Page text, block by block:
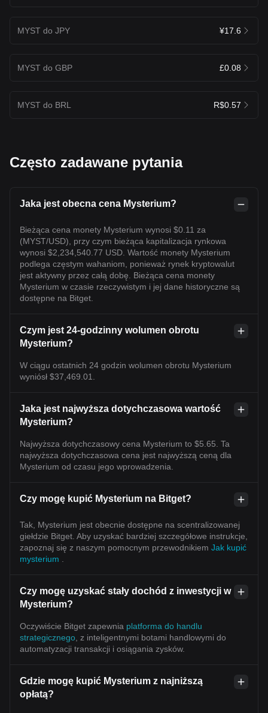
MYST do JPY ¥17.6
MYST do GBP £0.08
MYST do BRL R$0.57
Często zadawane pytania
Jaka jest obecna cena Mysterium?
Bieżąca cena monety Mysterium wynosi $0.11 za
(MYST/USD), przy czym bieżąca kapitalizacja rynkowa
wynosi $2,234,540.77 USD. Wartość monety Mysterium
podlega częstym wahaniom, ponieważ rynek kryptowalut
jest aktywny przez całą dobę. Bieżąca cena monety
Mysterium w czasie rzeczywistym i jej dane historyczne są
dostępne na Bitget.
Czym jest 24-godzinny wolumen obrotu
Mysterium?
W ciągu ostatnich 24 godzin wolumen obrotu Mysterium
wyniósł $37,469.01.
Jaka jest najwyższa dotychczasowa wartość
Mysterium?
Najwyższa dotychczasowy cena Mysterium to $5.65. Ta
najwyższa dotychczasowa cena jest najwyższą ceną dla
Mysterium od czasu jego wprowadzenia.
Czy mogę kupić Mysterium na Bitget?
Tak, Mysterium jest obecnie dostępne na scentralizowanej
giełdzie Bitget. Aby uzyskać bardziej szczegółowe instrukcje,
zapoznaj się z naszym pomocnym przewodnikiem Jak kupić
mysterium
Czy mogę uzyskać stały dochód z inwestycji w
Mysterium?
Oczywiście Bitget zapewnia platforma do handlu
strategicznego , z inteligentnymi botami handlowymi do
automatyzacji transakcji i osiągania zysków.
Gdzie mogę kupić Mysterium z najniższą
opłatą?